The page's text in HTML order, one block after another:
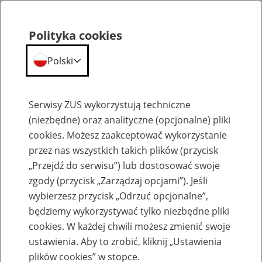
Szkolenia
Zaproś ZUS do siebie: Aktywni 50+
Polityka cookies
Polski
Serwisy ZUS wykorzystują techniczne
(niezbędne) oraz analityczne (opcjonalne) pliki
cookies. Możesz zaakceptować wykorzystanie
przez nas wszystkich takich plików (przycisk
„Przejdź do serwisu”) lub dostosować swoje
zgody (przycisk „Zarządzaj opcjami”). Jeśli
wybierzesz przycisk „Odrzuć opcjonalne”,
będziemy wykorzystywać tylko niezbędne pliki
cookies. W każdej chwili możesz zmienić swoje
ustawienia. Aby to zrobić, kliknij „Ustawienia
plików cookies” w stopce.